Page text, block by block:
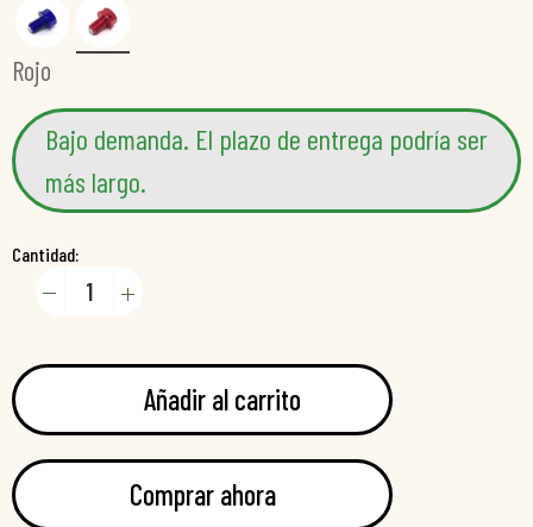
Rojo
Bajo demanda. El plazo de entrega podría ser
más largo.
Cantidad:
Añadir al carrito
Comprar ahora